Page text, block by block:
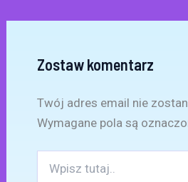
Zostaw komentarz
Twój adres email nie
Wymagane pola są
tutaj..